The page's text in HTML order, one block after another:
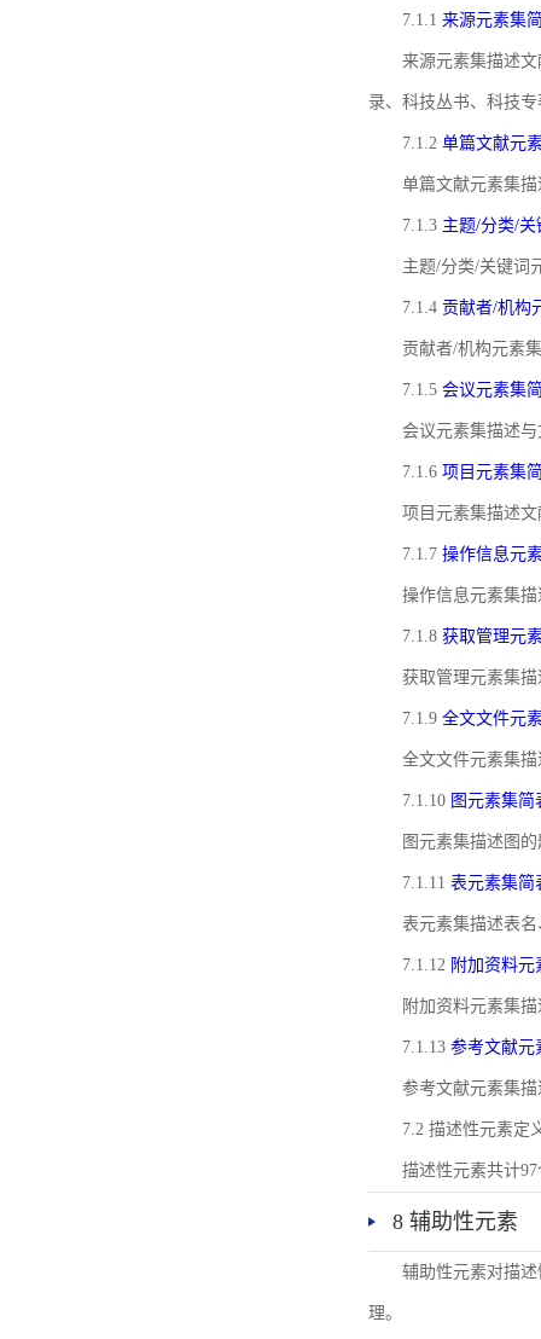
7.1.1 来源元素集
来源元素集描述
录、科技丛书、科技
7.1.2 单篇文献元
单篇文献元素集
7.1.3 主题/分类/
主题/分类/关键词
7.1.4 贡献者/机构
贡献者/机构元素
7.1.5 会议元素集
会议元素集描述
7.1.6 项目元素集
项目元素集描述
7.1.7 操作信息元
操作信息元素集
7.1.8 获取管理元
获取管理元素集
7.1.9 全文文件元
全文文件元素集
7.1.10 图元素集简
图元素集描述图
7.1.11 表元素集简
表元素集描述表
7.1.12 附加资料元
附加资料元素集
7.1.13 参考文献元
参考文献元素集
7.2 描述性元素定
描述性元素共计
8 辅助性元素
辅助性元素对描
理。